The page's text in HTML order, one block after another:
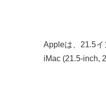
Appleは、21.5
iMac (21.5-inch,